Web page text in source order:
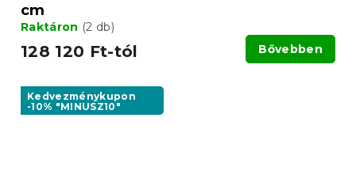
cm
Raktáron (2 db)
128 120 Ft-tól Bővebben
Kedvezménykupon
-10% "MINUSZ10"